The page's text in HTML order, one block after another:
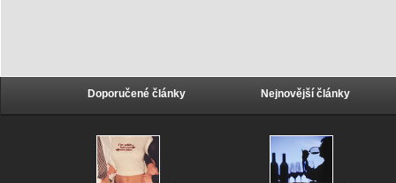
Doporučené články Nejnovější články